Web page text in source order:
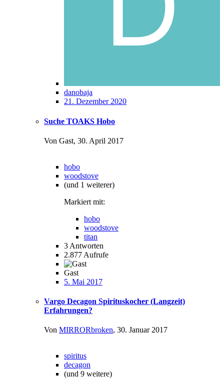
danobaja
21. Dezember 2020
Suche TOAKS Hobo
Von Gast, 30. April 2017
hobo
woodstove
(und 1 weiterer)
Markiert mit:
hobo
woodstove
titan
3 Antworten
2.877 Aufrufe
Gast
5. Mai 2017
Vargo Decagon Spirituskocher (Langzeit)
Erfahrungen?
Von MIRRORbroken, 30. Januar 2017
spiritus
decagon
(und 9 weitere)